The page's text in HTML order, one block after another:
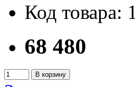
Код товара:
68 480
В корзину